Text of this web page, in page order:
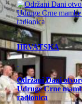
HRVATSKA
Održani Dani
Udruge Crne
radionica